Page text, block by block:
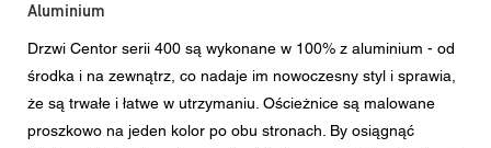
Aluminium
Drzwi Centor serii 400 są wykonane w 100% z aluminium - od
środka i na zewnątrz, co nadaje im nowoczesny styl i sprawia,
że są trwałe i łatwe w utrzymaniu. Ościeżnice są malowane
proszkowo na jeden kolor po obu stronach. By osiągnąć